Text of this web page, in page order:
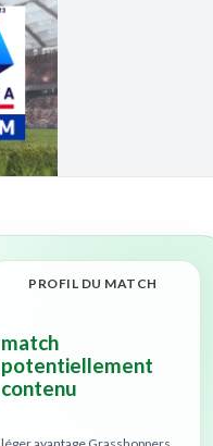
PROFIL DU MATCH
match
potentiellement
contenu